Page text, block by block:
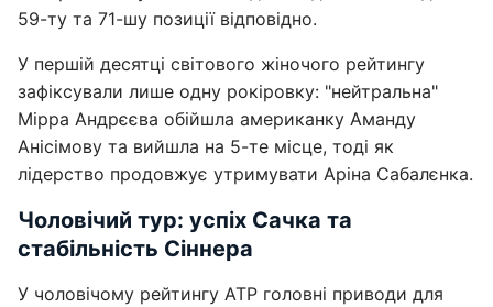
59-ту та 71-шу позиції відповідно.
У першій десятці світового жіночого рейтингу
зафіксували лише одну рокіровку: "нейтральна"
Мірра Андрєєва обійшла американку Аманду
Анісімову та вийшла на 5-те місце, тоді як
лідерство продовжує утримувати Аріна Сабалєнка.
Чоловічий тур: успіх Сачка та
стабільність Сіннера
У чоловічому рейтингу ATP головні приводи для